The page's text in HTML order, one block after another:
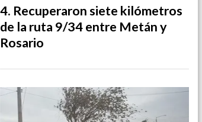
Recuperaron siete kilómetros
de la ruta 9/34 entre Metán y
Rosario